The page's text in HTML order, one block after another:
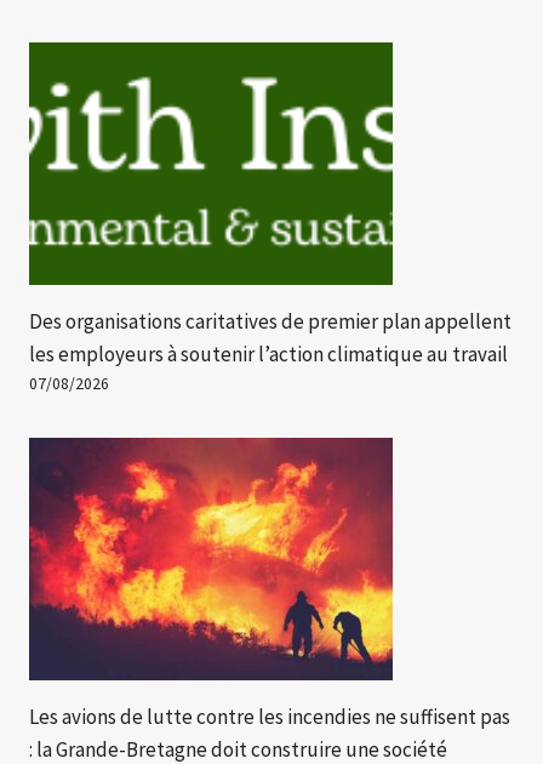
Des organisations caritatives de premier plan appellent
les employeurs à soutenir l’action climatique au travail
07/08/2026
Les avions de lutte contre les incendies ne suffisent pas
: la Grande-Bretagne doit construire une société